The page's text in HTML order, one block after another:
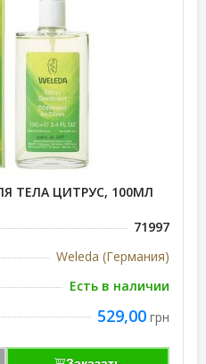
ТЕЛА ЦИТРУС, 100МЛ
71997
Weleda (Германия)
Есть в наличии
529,00 грн